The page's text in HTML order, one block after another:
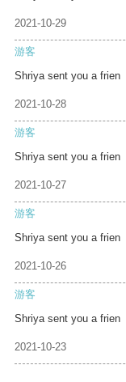
2021-10-29
游客
Shriya sent you a frien
2021-10-28
游客
Shriya sent you a frien
2021-10-27
游客
Shriya sent you a frien
2021-10-26
游客
Shriya sent you a frien
2021-10-23